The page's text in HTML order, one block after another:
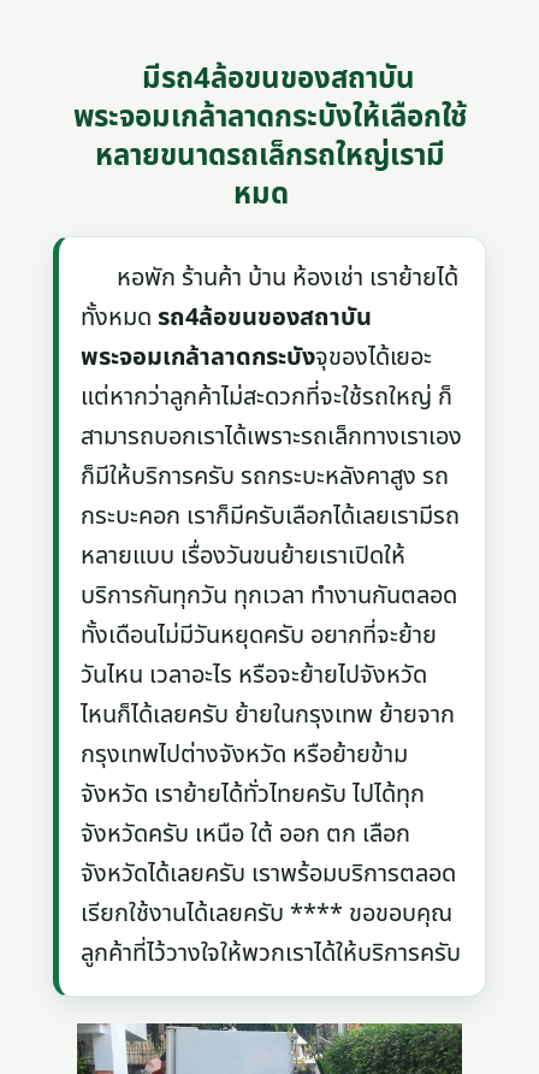
มีรถ4ล้อขนของสถาบัน
พระจอมเกล้าลาดกระบังให้เลือกใช้
หลายขนาดรถเล็กรถใหญ่เรามี
หมด
หอพัก ร้านค้า บ้าน ห้องเช่า เราย้ายได้
ทั้งหมดรถ4ล้อขนของสถาบัน
พระจอมเกล้าลาดกระบังจุของได้เยอะ
แต่หากว่าลูกค้าไม่สะดวกที่จะใช้รถใหญ่ ก็
สามารถบอกเราได้เพราะรถเล็กทางเราเอง
ก็มีให้บริการครับ รถกระบะหลังคาสูง รถ
กระบะคอก เราก็มีครับเลือกได้เลยเรามีรถ
หลายแบบ เรื่องวันขนย้ายเราเปิดให้
บริการกันทุกวัน ทุกเวลา ทำงานกันตลอด
ทั้งเดือนไม่มีวันหยุดครับ อยากที่จะย้าย
วันไหน เวลาอะไร หรือจะย้ายไปจังหวัด
ไหนก็ได้เลยครับ ย้ายในกรุงเทพ ย้ายจาก
กรุงเทพไปต่างจังหวัด หรือย้ายข้าม
จังหวัด เราย้ายได้ทั่วไทยครับ ไปได้ทุก
จังหวัดครับ เหนือ ใต้ ออก ตก เลือก
จังหวัดได้เลยครับ เราพร้อมบริการตลอด
เรียกใช้งานได้เลยครับ **** ขอขอบคุณ
ลูกค้าที่ไว้วางใจให้พวกเราได้ให้บริการครับ